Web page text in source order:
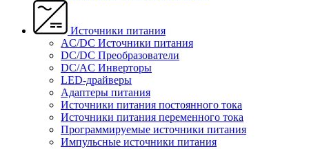
Источники питания
AC/DC Источники питания
DC/DC Преобразователи
DC/AC Инверторы
LED-драйверы
Адаптеры питания
Источники питания постоянного тока
Источники питания переменного тока
Программируемые источники питания
Импульсные источники питания